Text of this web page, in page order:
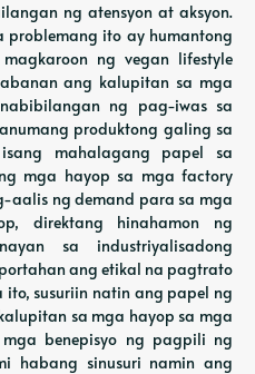
ng atensyon at aksyon.
ito ay humantong
ng vegan lifestyle
ang kalupitan sa mga
ng pag-iwas sa
produktong galing sa
mahalagang papel sa
mga hayop sa mga factory
aalis ng demand para sa mga
direktang hinahamon ng
sa industriyalisadong
ang etikal na pagtrato
ito, susuriin natin ang papel ng
sa mga hayop sa mga
benepisyo ng pagpili ng
habang sinusuri namin ang